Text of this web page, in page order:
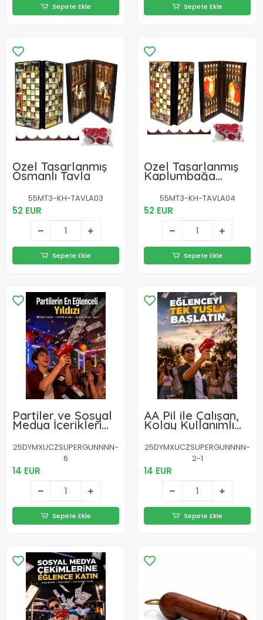
Sepete Ekle Sepete Ekle
Özel Tasarlanmış
Osmanlı Tavla
55MT3-KH-TAVLA03
52 EUR
Sepete Ekle
Özel Tasarlanmış
Kaplumbağa
Terbiyecisi Tavla
55MT3-KH-TAVLA04
52 EUR
Sepete Ekle
Partiler ve Sosyal
Medya İçerikleri
İçin Etkili Kâğıt
Atma Oyuncağı
Yeni Nesil
25DYMXUCZSUPERGUNNNN-
6
14 EUR
Sepete Ekle
AA Pil ile Çalışan,
Kolay Kullanımlı
Kâğıt Fırlatıcı
Oyuncak Yeni Nesil
25DYMXUCZSUPERGUNNNN-
2-1
14 EUR
Sepete Ekle